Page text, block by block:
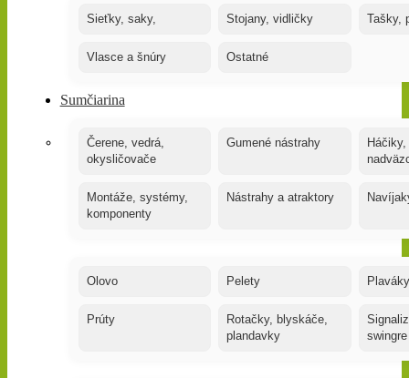
Sieťky, saky, Stojany, vidličky Tašky,
Vlasce a šnúry Ostatné
Sumčiarina
Čerene, vedrá,
okysličovače
Gumené nástrahy
Montáže, systémy,
komponenty
Nástrahy a atraktory
Olovo Pelety
Prúty
Rotačky, blyskáče,
plandavky
swingre